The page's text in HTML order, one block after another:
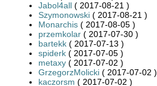
Jabol4all ( 2017-08-21 )
Szymonowski ( 2017-08-21 )
Monarchis ( 2017-08-05 )
przemkolar ( 2017-07-30 )
bartekk ( 2017-07-13 )
spiderk ( 2017-07-05 )
metaxy ( 2017-07-02 )
GrzegorzMolicki ( 2017-07-02 )
kaczorsm ( 2017-07-02 )